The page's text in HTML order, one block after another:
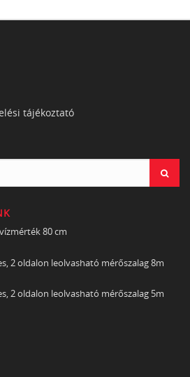
tájékoztató
80 cm
2 oldalon leolvasható mérőszalag 8m
2 oldalon leolvasható mérőszalag 5m